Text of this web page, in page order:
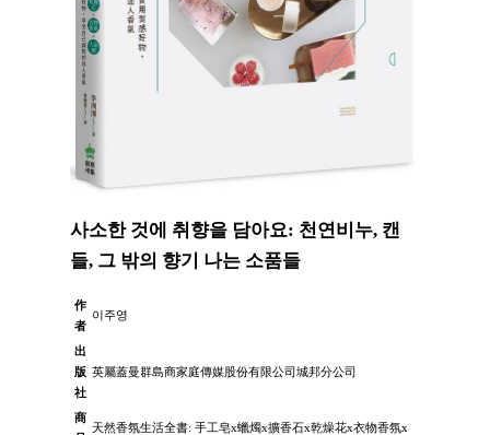
사소한 것에 취향을 담아요: 천연비누, 캔
들, 그 밖의 향기 나는 소품들
作
者
이주영
出
版
社
英屬蓋曼群島商家庭傳媒股份有限公司城邦分公司
商
天然香氛生活全書: 手工皂x蠟燭x擴香石x乾燥花x衣物香氛x